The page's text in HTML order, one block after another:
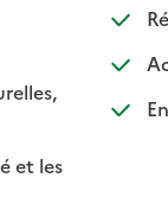
et les